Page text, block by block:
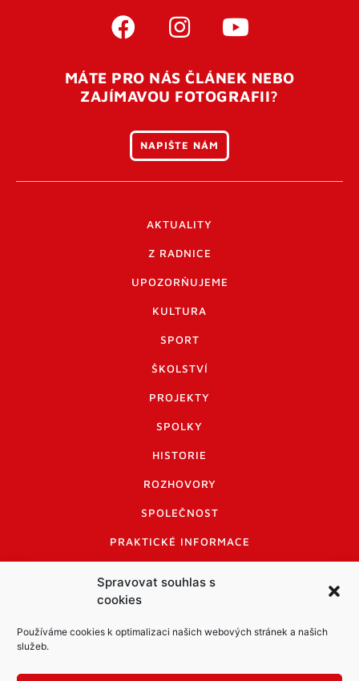
Spravovat souhlas s
cookies
Používáme cookies k optimalizaci našich webových stránek a našich
služeb.
MÁTE PRO NÁS ČLÁNEK NEBO
ZAJÍMAVOU FOTOGRAFII?
NAPIŠTE NÁM
AKTUALITY
Z RADNICE
UPOZORŇUJEME
KULTURA
SPORT
ŠKOLSTVÍ
PROJEKTY
SPOLKY
HISTORIE
ROZHOVORY
SPOLEČNOST
PRAKTICKÉ INFORMACE
INFORMACE A KODEX DISKUTUJÍCÍCH
LOGO A LOGO MANUÁL